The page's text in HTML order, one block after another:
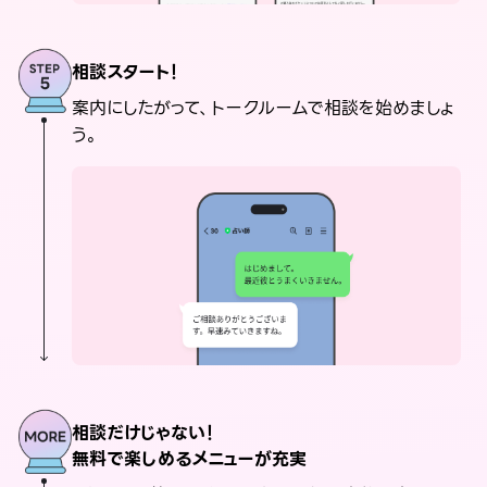
相談スタート！
案内にしたがって、トークルームで相談を始めましょ
う。
相談だけじゃない！
無料で楽しめるメニューが充実